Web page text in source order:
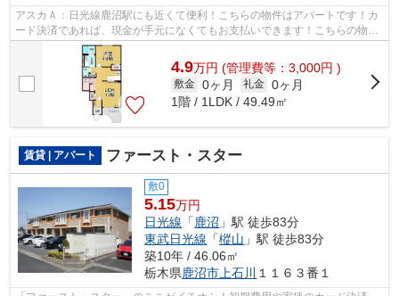
アスカＡ：日光線鹿沼駅にも近くて便利！こちらの物件はアパートです！カ
ード決済であれば、現金が手元になくてもお支払いできます！こちらの物件
は陽当り良好です！エスケーホームで...
4.9万円 (管理費等：3,000円 )
敷金 0ヶ月 礼金 0ヶ月
1階 / 1LDK / 49.49㎡
賃貸 | アパート ファースト・スター
敷0
5.15万円
日光線 「 鹿沼 」駅 徒歩83分
東武日光線 「樅山 」駅 徒歩83分
築10年 / 46.06㎡
栃木県鹿沼市 上石川 １１６３番１